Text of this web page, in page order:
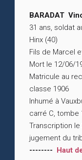
BARADAT
31 ans, soldat
Hinx (40)
Fils de Marcel
Mort le 12/06/
Matricule au
classe 1906
Inhumé à
carré C, tombe
Transcription
jugement du
-------- Haut